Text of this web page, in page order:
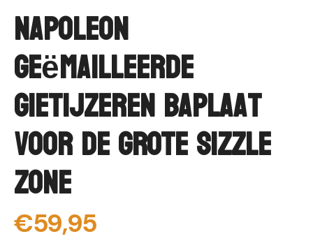
Napoleon
Geëmailleerde
Gietijzeren Baplaat
voor de GROTE Sizzle
Zone
€59,95